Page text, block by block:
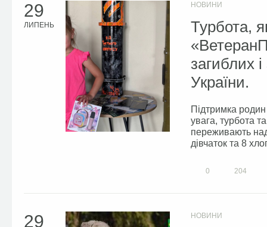
29
ЛИПЕНЬ
НОВИНИ
Турбота,
загиблих
України.
Підтримка
увага, турбота
переживають
дівчаток та 8
0 204
29 НОВИНИ